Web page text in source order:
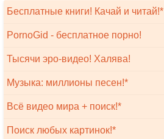
Бесплатные книги! Качай и читай!*
PornoGid - бесплатное порно!
Тысячи эро-видео! Халява!
Музыка: миллионы песен!*
Всё видео мира + поиск!*
Поиск любых картинок!*